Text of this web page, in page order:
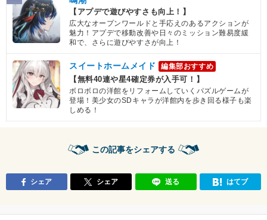
【アプデで遊びやすさも向上！】
広大なオープンワールドと手応えのあるアクションが
魅力！アプデで移動改善や日々のミッション難易度緩
和で、さらに遊びやすさが向上！
スイートホームメイド 編集部おすすめ
【無料40連や星4確定券が入手可！】
ボロボロの洋館をリフォームしていくパズルゲームが
登場！美少女のSDキャラが洋館内を歩き回る様子も楽
しめる！
この記事をシェアする
シェア シェア 送る はてブ